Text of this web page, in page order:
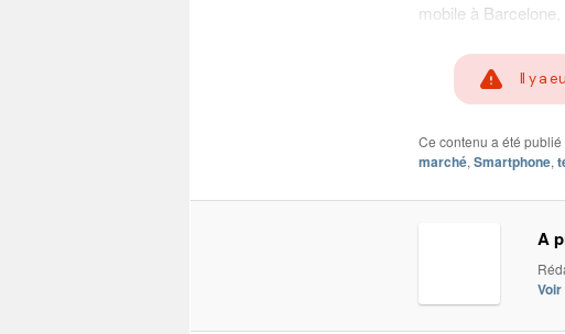
mobile à
Il y a
Ce contenu a été
marché, Smartphone,
A